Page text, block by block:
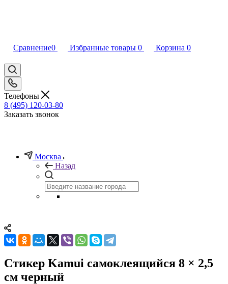
Сравнение0 Избранные товары 0 Корзина 0
Телефоны
8 (495) 120-03-80
Заказать звонок
Москва
Назад
Стикер Kamui самоклеящийся 8 × 2,5
см черный